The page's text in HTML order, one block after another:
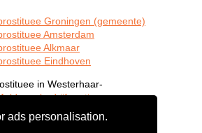
ads personalisation.
Groningen (gemeente)
Amsterdam
Alkmaar
Eindhoven
in Westerhaar-
een bedrijf gratis aan